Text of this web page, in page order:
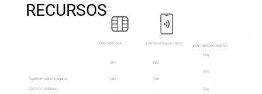
Aceito em todos os lugares
CVC/CVV dinâmico
RECURSOS
EMV tradicional
SIM
Não
Cartões virtuais/e-Cards
Não
Sim
EMV habilitado para EVC
Sim
Sim
Sim